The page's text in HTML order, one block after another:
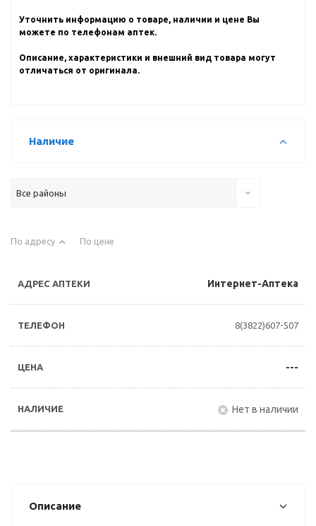
Уточнить информацию о товаре, наличии и цене Вы
можете по телефонам аптек.
Описание, характеристики и внешний вид товара могут
отличаться от оригинала.
Наличие
Все районы
По адресу По цене
Интернет-Аптека
8(3822)607-507
---
Нет в наличии
Описание